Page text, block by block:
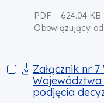
PDF
624.04 KB
Obowiązujący od
Załącznik nr 7
Załącznik nr
Województwa
podjęcia